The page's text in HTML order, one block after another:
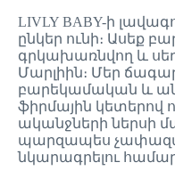
LIVLY BABY-ի
ընկեր ունի։ Ասեք
գրկախառնվող և
Մարլիին։ Մեր
բարեկամական և
ֆիրմային
ականջների ներսի
պարզապես
նկարագրելու